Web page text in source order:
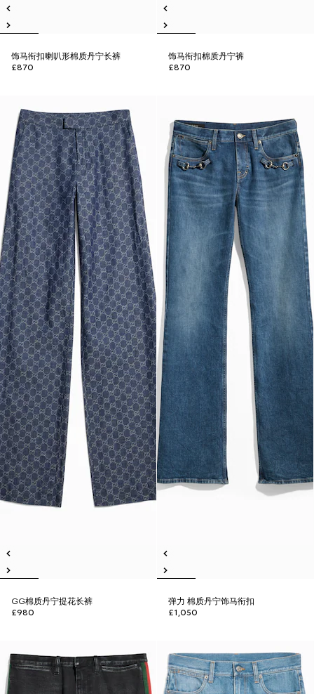
饰马衔扣喇叭形棉质丹宁长裤
£870
饰马衔扣棉质丹宁裤
£870
GG棉质丹宁提花长裤
£980
弹力 棉质丹宁饰马衔扣
£1,050